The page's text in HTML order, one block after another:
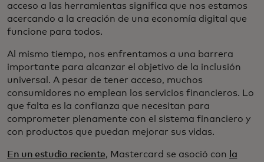
acceso a las herramientas significa que nos estamos
acercando a la creación de una economía digital que
funcione para todos.
Al mismo tiempo, nos enfrentamos a una barrera
importante para alcanzar el objetivo de la inclusión
universal. A pesar de tener acceso, muchos
consumidores no emplean los servicios financieros. Lo
que falta es la confianza que necesitan para
comprometer plenamente con el sistema financiero y
con productos que puedan mejorar sus vidas.
En un estudio reciente, Mastercard se asoció con
la